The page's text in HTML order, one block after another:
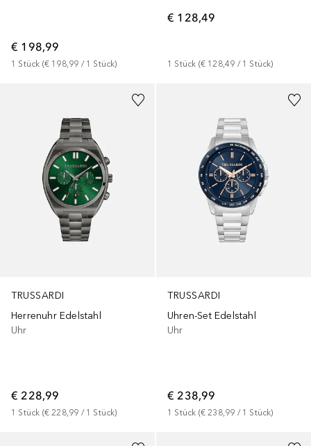
€ 198,99
1 Stück (€ 198,99 / 1 Stück)
€ 128,49
1 Stück (€ 128,49 / 1 Stück)
TRUSSARDI
Herrenuhr Edelstahl
Uhr
€ 228,99
1 Stück (€ 228,99 / 1 Stück)
TRUSSARDI
Uhren-Set Edelstahl
Uhr
€ 238,99
1 Stück (€ 238,99 / 1 Stück)